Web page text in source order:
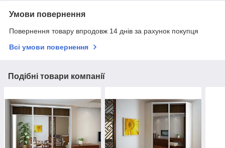
Умови повернення
Повернення товару впродовж 14 днів за рахунок покупця
Всі умови повернення
Подібні товари компанії